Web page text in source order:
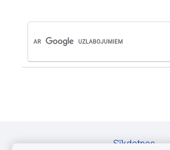
Sīkdatnes